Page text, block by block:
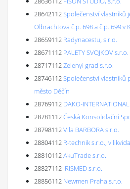
28642112Společenství vlastníků
Olbrachtova č.p. 698 a č.p. 699 v
28659112 Radynacestu, s.r.o.
28671112 PALETY SVOJKOV s.r.o.
28717112Zelenyi grad s.r.o.
28746112Společenství vlastníků
město Děčín
28769112 DAKO-
28781112Česká Konsolidační
28798112Vila BARBORA s.r.o.
28804112 R-technik s.r.o., v
28810112AkuTrade s.r.o.
28827112 IRISMED s.r.o.
28856112 Newmen Praha s.r.o.